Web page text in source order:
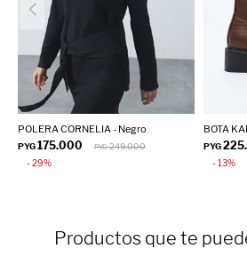
POLERA CORNELIA - Negro
PYG175.000 PYG 249.000
29
BOTA
PYG
13
Productos que te